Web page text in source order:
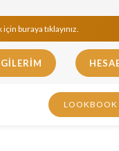
buraya tıklayınız.
LOOKBOOK